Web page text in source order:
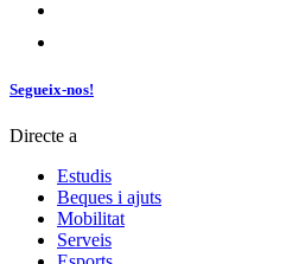
Segueix-nos!
Directe a
Estudis
Beques i ajuts
Mobilitat
Serveis